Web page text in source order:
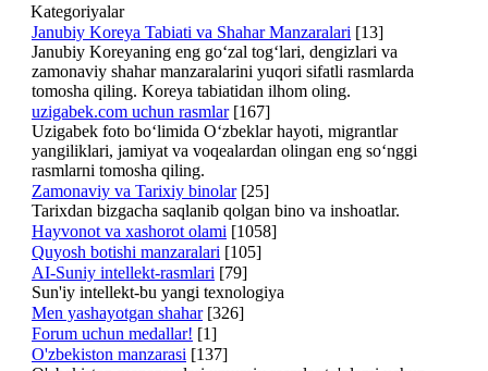
Kategoriyalar
Janubiy Koreya Tabiati va Shahar Manzaralari [13]
Janubiy Koreyaning eng go‘zal tog‘lari, dengizlari va
zamonaviy shahar manzaralarini yuqori sifatli rasmlarda
tomosha qiling. Koreya tabiatidan ilhom oling.
uzigabek.com uchun rasmlar [167]
Uzigabek foto bo‘limida O‘zbeklar hayoti, migrantlar
yangiliklari, jamiyat va voqealardan olingan eng so‘nggi
rasmlarni tomosha qiling.
Zamonaviy va Tarixiy binolar [25]
Tarixdan bizgacha saqlanib qolgan bino va inshoatlar.
Hayvonot va xashorot olami [1058]
Quyosh botishi manzaralari [105]
AI-Suniy intellekt-rasmlari [79]
Sun'iy intellekt-bu yangi texnologiya
Men yashayotgan shahar [326]
Forum uchun medallar! [1]
O'zbekiston manzarasi [137]